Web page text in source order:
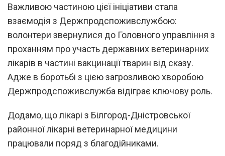
Важливою частиною цієї ініціативи стала
взаємодія з Держпродспоживслужбою:
волонтери звернулися до Головного управління з
проханням про участь державних ветеринарних
лікарів в частині вакцинації тварин від сказу.
Адже в боротьбі з цією загрозливою хворобою
Держпродспоживслужба відіграє ключову роль.
Додамо, що лікарі з Білгород-Дністровської
районної лікарні ветеринарної медицини
працювали поряд з благодійниками.